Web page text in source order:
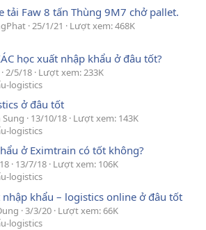
tải Faw 8 tấn Thùng 9M7 chở pallet.
25/1/21
Lượt xem: 468K
học xuất nhập khẩu ở đâu tốt?
2/5/18 Lượt xem: 233K
logistics
ở đâu tốt
13/10/18 Lượt xem: 143K
logistics
ở Eximtrain có tốt không?
13/7/18 Lượt xem: 106K
logistics
nhập khẩu – logistics online ở đâu tốt
3/3/20 Lượt xem: 66K
logistics